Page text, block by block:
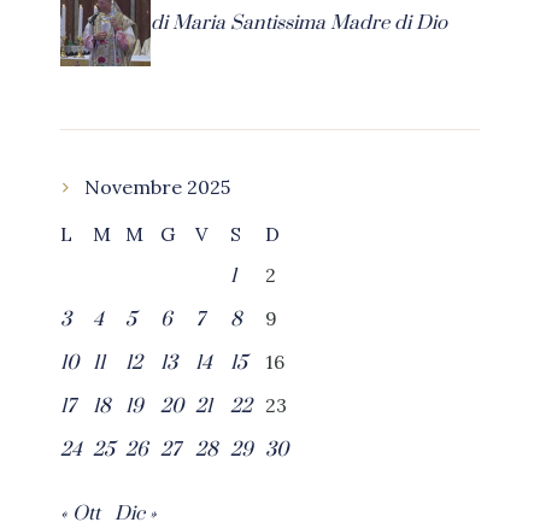
di Maria Santissima Madre di Dio
Novembre 2025
L
M M G V S
D
1
2
3
4 5 6 7 8
9
10
11 12 13 14 15
16
17
18 19 20 21 22 23
24 25 26 27 28 29 30
« Ott Dic »